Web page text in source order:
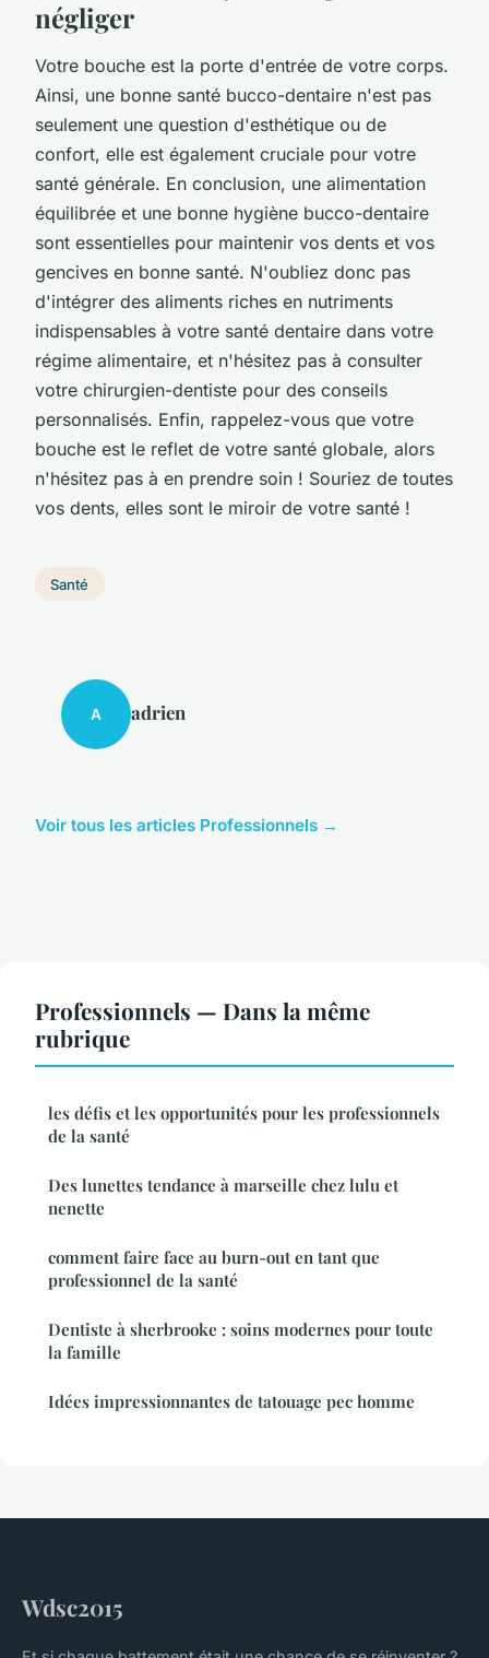
négliger
Votre bouche est la porte d'entrée de votre corps.
Ainsi, une bonne santé bucco-dentaire n'est pas
seulement une question d'esthétique ou de
confort, elle est également cruciale pour votre
santé générale. En conclusion, une alimentation
équilibrée et une bonne hygiène bucco-dentaire
sont essentielles pour maintenir vos dents et vos
gencives en bonne santé. N'oubliez donc pas
d'intégrer des aliments riches en nutriments
indispensables à votre santé dentaire dans votre
régime alimentaire, et n'hésitez pas à consulter
votre chirurgien-dentiste pour des conseils
personnalisés. Enfin, rappelez-vous que votre
bouche est le reflet de votre santé globale, alors
n'hésitez pas à en prendre soin ! Souriez de toutes
vos dents, elles sont le miroir de votre santé !
Santé
A adrien
Voir tous les articles Professionnels →
Professionnels — Dans la même
rubrique
les défis et les opportunités pour les professionnels
de la santé
Des lunettes tendance à marseille chez lulu et
nenette
comment faire face au burn-out en tant que
professionnel de la santé
Dentiste à sherbrooke : soins modernes pour toute
la famille
Idées impressionnantes de tatouage pec homme
Wdsc2015